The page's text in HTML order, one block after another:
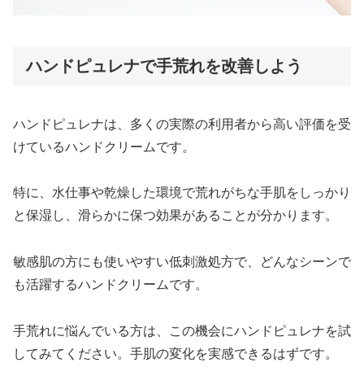
ハンドピュレナで手荒れを改善しよう
ハンドピュレナは、多くの実際の利用者から高い評価を受
けているハンドクリームです。
特に、水仕事や乾燥した環境で荒れがちな手肌をしっかり
と保湿し、滑らかに保つ効果があることが分かります。
敏感肌の方にも使いやすい低刺激処方で、どんなシーンで
も活躍するハンドクリームです。
手荒れに悩んでいる方は、この機会にハンドピュレナを試
してみてください。手肌の変化を実感できるはずです。